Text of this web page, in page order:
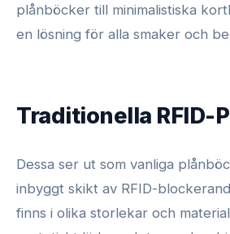
plånböcker till minimalistiska
en lösning för alla smaker och
Traditionella RFID-
Dessa ser ut som vanliga
inbyggt skikt av RFID-
finns i olika storlekar och